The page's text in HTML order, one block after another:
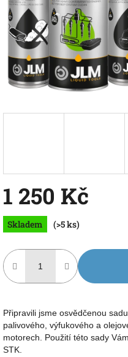
1 250 Kč
Měrná
cena:
Skladem (>5 ks)
Připravili jsme osvědčenou
palivového, výfukového a
motorech. Použití této sady
STK.